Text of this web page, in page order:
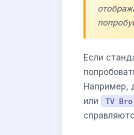
Если
Например,
или TV Bro